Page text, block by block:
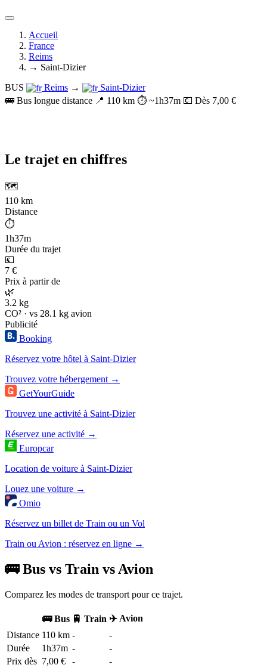
Accueil
France
Reims
→ Saint-Dizier
BUS
Reims →
Saint-Dizier
🚌 Bus longue distance 📍 110 km ⏱️ ~1h37m 💶 Dès 7,00 €
Le trajet en chiffres
🗺️
110 km
Distance
⏱️
1h37m
Durée du trajet
💶
7 €
Prix à partir de
🌿
3.2 kg
CO² · vs 28.1 kg avion
Publicité
Booking
Réservez votre hôtel à Saint-Dizier
Trouvez votre hébergement →
GetYourGuide
Trouvez une activité à Saint-Dizier
Réservez une activité →
Europcar
Location de voiture à Saint-Dizier
Louez une voiture →
Omio
Réservez un billet de Train ou un Vol
Train ou Avion : réservez en ligne →
🚌 Bus vs Train vs Avion
Comparez les modes de transport pour ce trajet.
🚌 Bus 🚆 Train ✈️ Avion
Distance 110 km -
-
Durée
1h37m -
-
Prix dès 7,00 € -
-